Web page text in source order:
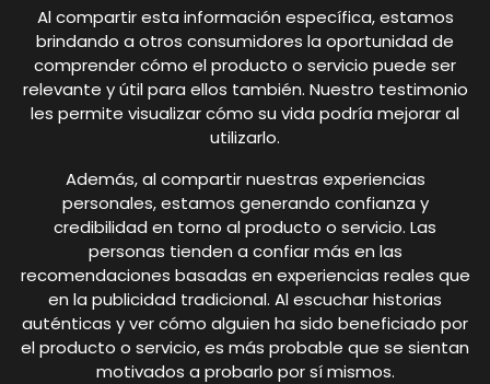
Al compartir esta información específica, estamos
brindando a otros consumidores la oportunidad de
comprender cómo el producto o servicio puede ser
relevante y útil para ellos también. Nuestro testimonio
les permite visualizar cómo su vida podría mejorar al
utilizarlo.
Además, al compartir nuestras experiencias
personales, estamos generando confianza y
credibilidad en torno al producto o servicio. Las
personas tienden a confiar más en las
recomendaciones basadas en experiencias reales que
en la publicidad tradicional. Al escuchar historias
auténticas y ver cómo alguien ha sido beneficiado por
el producto o servicio, es más probable que se sientan
motivados a probarlo por sí mismos.